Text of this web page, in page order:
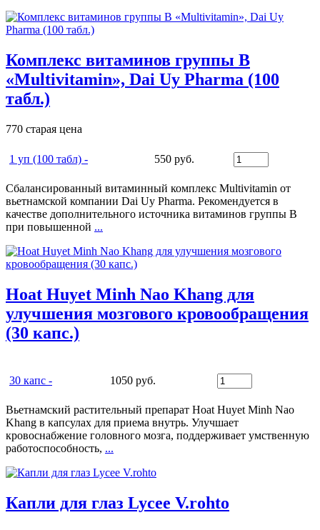
Комплекс витаминов группы B
«Multivitamin», Dai Uy Pharma (100
табл.)
770 старая цена
1 yп (100 тaбл) - 550 руб.
Сбалансированный витаминный комплекс Multivitamin от
вьетнамской компании Dai Uy Pharma. Рекомендуется в
качестве дополнительного источника витаминов группы B
при повышенной ...
Hoat Huyet Minh Nao Khang для
улучшения мозгового кровообращения
(30 капс.)
30 капс - 1050 руб.
Вьетнамский растительный препарат Hoat Huyet Minh Nao
Khang в капсулах для приема внутрь. Улучшает
кровоснабжение головного мозга, поддерживает умственную
работоспособность, ...
Капли для глаз Lycee V.rohto